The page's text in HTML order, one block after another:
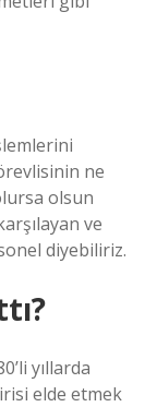
ne
olsun
ve
diyebiliriz.
yıllarda
elde etmek